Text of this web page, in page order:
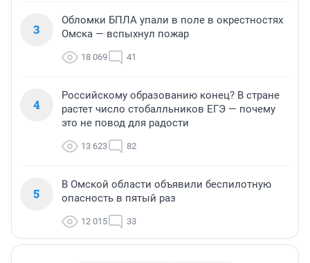
3
Обломки БПЛА упали в поле в окрестностях
Омска — вспыхнул пожар
18 069 41
4
Российскому образованию конец? В стране
растет число стобалльников ЕГЭ — почему
это не повод для радости
13 623 82
5
В Омской области объявили беспилотную
опасность в пятый раз
12 015 33